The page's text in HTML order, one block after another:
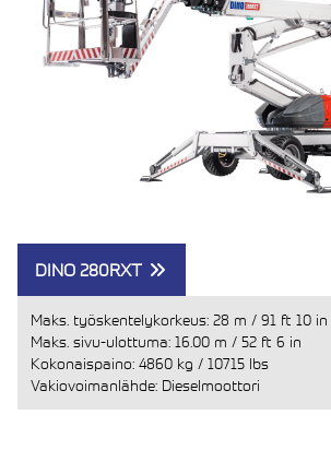
DINO 280RXT
Maks. työskentelykorkeus: 28 m / 91 ft 10 in
Maks. sivu-ulottuma: 16.00 m / 52 ft 6 in
Kokonaispaino: 4860 kg / 10715 lbs
Vakiovoimanlähde: Dieselmoottori